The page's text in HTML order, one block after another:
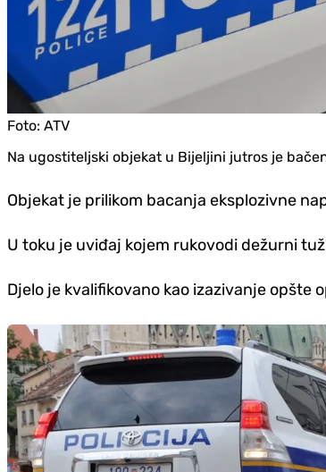
Foto: ATV
Na ugostiteljski objekat u Bijeljini jutros je
Objekat je prilikom bacanja eksplozivne
U toku je uviđaj kojem rukovodi dežurni
Djelo je kvalifikovano kao izazivanje opšte